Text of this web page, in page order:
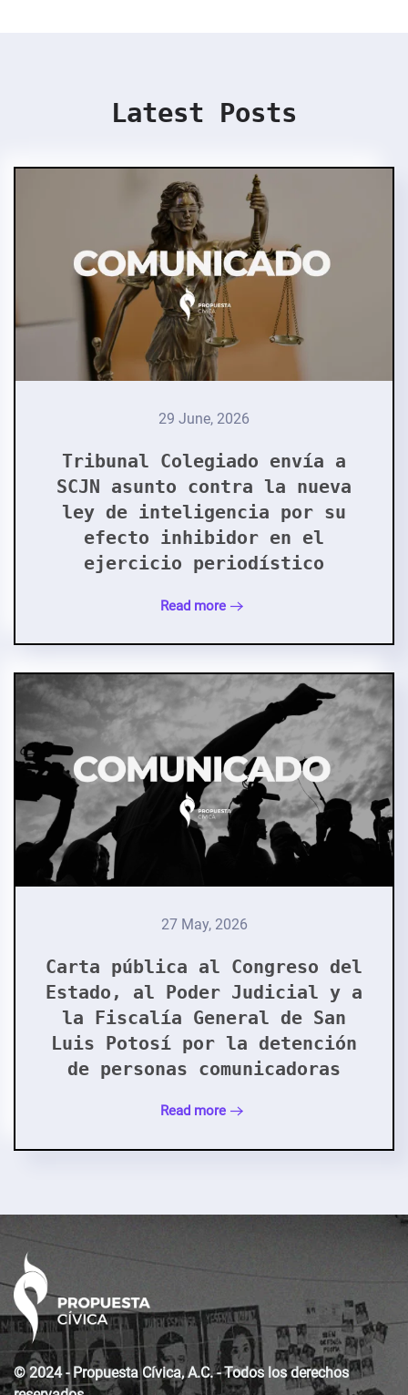
Latest Posts
29 June, 2026
Tribunal Colegiado envía a
SCJN asunto contra la nueva
ley de inteligencia por su
efecto inhibidor en el
ejercicio periodístico
Read more
27 May, 2026
Carta pública al Congreso del
Estado, al Poder Judicial y a
la Fiscalía General de San
Luis Potosí por la detención
de personas comunicadoras
Read more
© 2024 - Propuesta Cívica, A.C. - Todos los derechos